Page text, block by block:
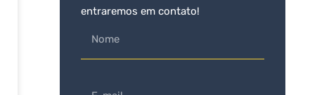
entraremos em contato!